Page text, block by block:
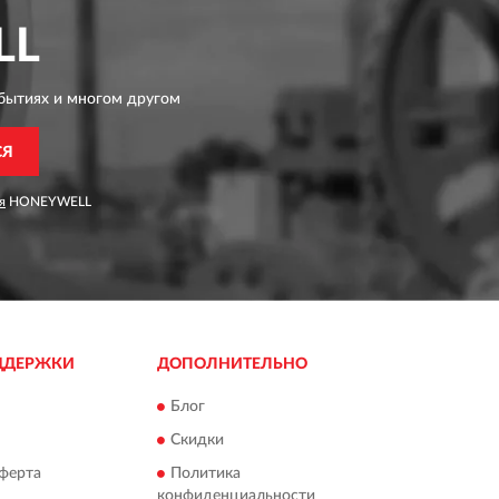
и многом другом
HONEYWELL
ДОПОЛНИТЕЛЬНО
Блог
Скидки
Политика